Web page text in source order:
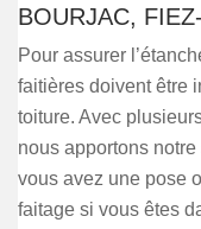
BOURJAC,
Pour assurer
faitières doivent être
toiture. Avec
nous apportons
vous avez une pose
faitage si vous êtes